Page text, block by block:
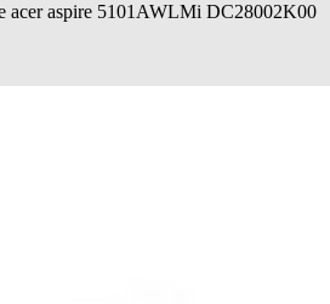
acer aspire 5101AWLMi DC28002K00